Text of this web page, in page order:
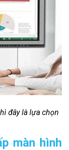
đây là lựa chọn
màn hình